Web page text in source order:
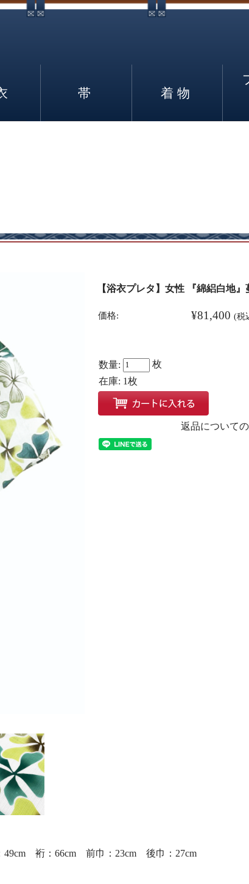
帯 着物
【浴衣プレタ】女性 『綿絽白地
価格: ¥81,400 (税
数量:
枚
在庫: 1枚
返品について
49cm 裄：66cm 前巾：23cm 後巾：27cm